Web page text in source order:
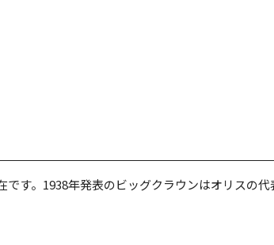
す。1938年発表のビッグクラウンはオリスの